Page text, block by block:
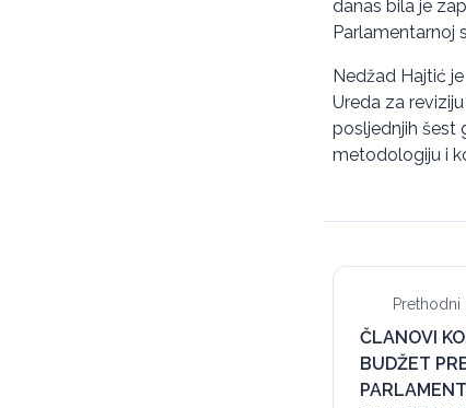
danas bila je
Parlamentarnoj
Nedžad Hajtić
Ureda za
posljednjih šest
metodologiju i
Prethodni
ČLANOVI
BUDŽET